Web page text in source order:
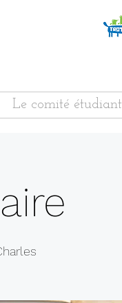
Le comité étudiant